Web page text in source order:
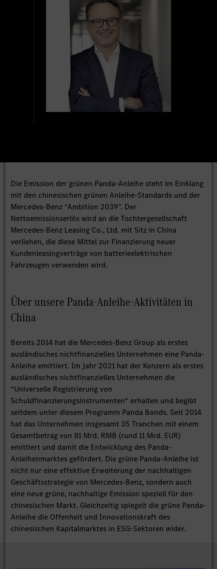
Die Emission der grünen Panda-Anleihe steht im Einklang
mit den chinesischen grünen Anleihe-Standards und der
Mercedes-Benz “Ambition 2039”. Der
Nettoemissionserlös wird an die Tochtergesellschaft
Mercedes-Benz Leasing Co., Ltd. mit Sitz in China
verliehen, die diese Mittel zur Finanzierung neuer
Kundenleasingverträge von batterieelektrischen
Fahrzeugen verwenden wird.
Über unsere Panda-Anleihe-Aktivitäten in
China
Bereits 2014 hat die Mercedes-Benz Group als erstes
ausländisches nichtfinanzielles Unternehmen eine Panda-
Anleihe emittiert. Im Jahr 2021 hat der Konzern als erstes
ausländisches nichtfinanzielles Unternehmen die
“Universelle Registrierung von
Schuldfinanzierungsinstrumenten“ erhalten und begibt
seitdem unter diesem Programm Panda Bonds. Seit 2014
hat das Unternehmen insgesamt 35 Tranchen mit einem
Gesamtbetrag von 81 Mrd. RMB (rund 11 Mrd. EUR)
emittiert und damit die Entwicklung des Panda-
Anleihenmarktes gefördert. Die grüne Panda-Anleihe ist
nicht nur eine effektive Erweiterung der nachhaltigen
Geschäftsstrategie von Mercedes-Benz, sondern auch
eine neue grüne, nachhaltige Emission speziell für den
chinesischen Markt. Gleichzeitig spiegelt die grüne Panda-
Anleihe die Offenheit und Innovationskraft des
chinesischen Kapitalmarktes in ESG-Sektoren wider.